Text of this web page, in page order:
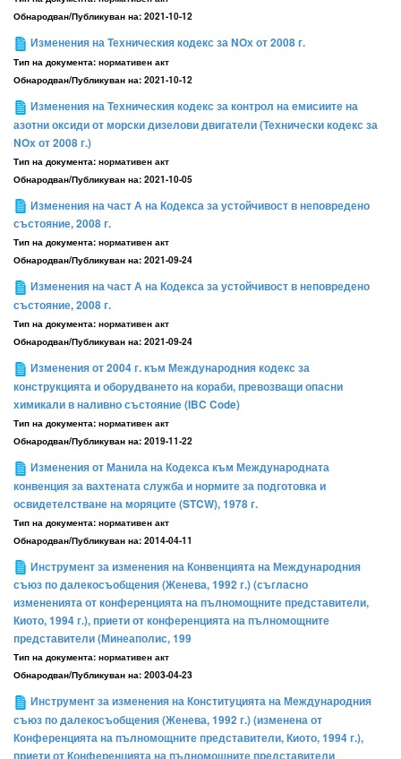
Обнародван/Публикуван на: 2021-10-12
Изменения на Техническия кодекс за NOх от 2008 г.
Тип на документа: нормативен акт
Обнародван/Публикуван на: 2021-10-12
Изменения на Техническия кодекс за контрол на емисиите на
азотни оксиди от морски дизелови двигатели (Технически кодекс за
NOх от 2008 г.)
Тип на документа: нормативен акт
Обнародван/Публикуван на: 2021-10-05
Изменения на част А на Кодекса за устойчивост в неповредено
състояние, 2008 г.
Тип на документа: нормативен акт
Обнародван/Публикуван на: 2021-09-24
Изменения на част А на Кодекса за устойчивост в неповредено
състояние, 2008 г.
Тип на документа: нормативен акт
Обнародван/Публикуван на: 2021-09-24
Изменения от 2004 г. към Международния кодекс за
конструкцията и оборудването на кораби, превозващи опасни
химикали в наливно състояние (IBC Code)
Тип на документа: нормативен акт
Обнародван/Публикуван на: 2019-11-22
Изменения от Манила на Кодекса към Международната
конвенция за вахтената служба и нормите за подготовка и
освидетелстване на моряците (STCW), 1978 г.
Тип на документа: нормативен акт
Обнародван/Публикуван на: 2014-04-11
Инструмент за изменения на Конвенцията на Международния
съюз по далекосъобщения (Женева, 1992 г.) (съгласно
измененията от конференцията на пълномощните представители,
Киото, 1994 г.), приети от конференцията на пълномощните
представители (Минеаполис, 199
Тип на документа: нормативен акт
Обнародван/Публикуван на: 2003-04-23
Инструмент за изменения на Конституцията на Международния
съюз по далекосъобщения (Женева, 1992 г.) (изменена от
Конференцията на пълномощните представители, Киото, 1994 г.),